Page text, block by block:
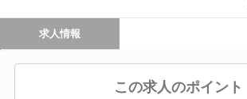
求人情報
この求人のポイント